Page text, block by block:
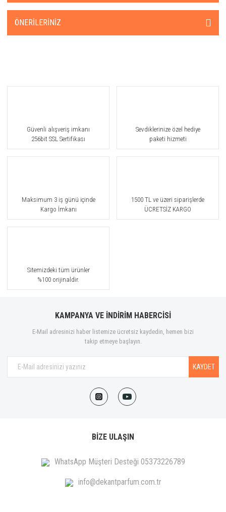
ÖNERILERINIZ
Güvenli alışveriş imkanı
256bit SSL Sertifikası
Sevdiklerinize özel hediye
paketi hizmeti
Maksimum 3 iş günü içinde
Kargo İmkanı
1500 TL ve üzeri siparişlerde
ÜCRETSİZ KARGO
Sitemizdeki tüm ürünler
%100 orijinaldir.
KAMPANYA VE İNDİRİM HABERCİSİ
E-Mail adresinizi haber listemize ücretsiz kaydedin, hemen bizi
takip etmeye başlayın.
KAYDET
BİZE ULAŞIN
WhatsApp Müşteri Desteği 05373226789
info@dekantparfum.com.tr